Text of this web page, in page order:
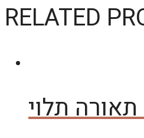
RELATED
תאורה תלוי